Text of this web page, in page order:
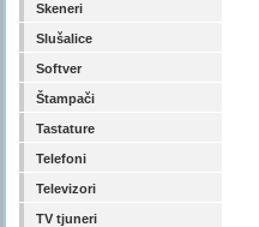
Skeneri
Slušalice
Softver
Štampači
Tastature
Telefoni
Televizori
TV tjuneri